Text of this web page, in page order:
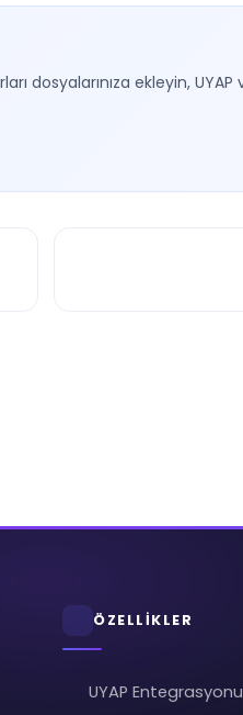
dosyalarınıza ekleyin,
ÖZELLİKLER
UYAP Entegrasyonu